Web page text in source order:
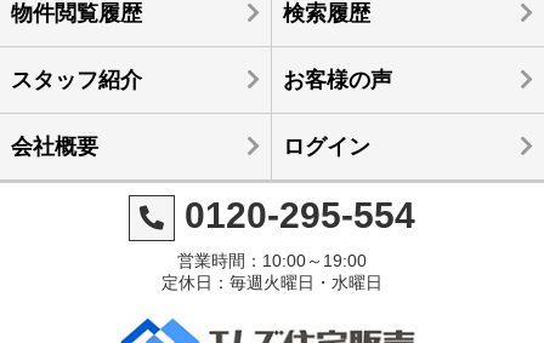
物件閲覧履歴 検索履歴
スタッフ紹介 お客様の声
会社概要 ログイン
0120-295-554
営業時間：10:00～19:00
定休日：毎週火曜日・水曜日